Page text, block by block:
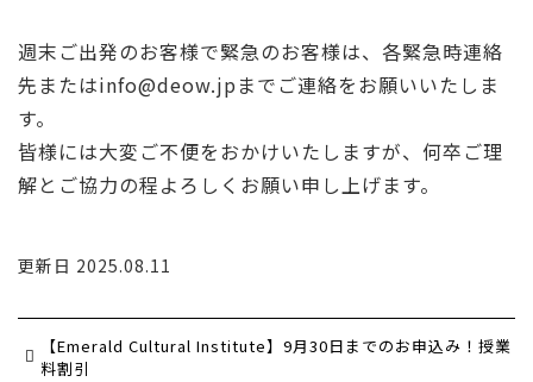
週末ご出発のお客様で緊急のお客様は、各緊急時連絡
先またはinfo@deow.jpまでご連絡をお願いいたしま
す。
皆様には大変ご不便をおかけいたしますが、何卒ご理
解とご協力の程よろしくお願い申し上げます。
更新日 2025.08.11
【Emerald Cultural Institute】9月30日までのお申込み！授業
料割引